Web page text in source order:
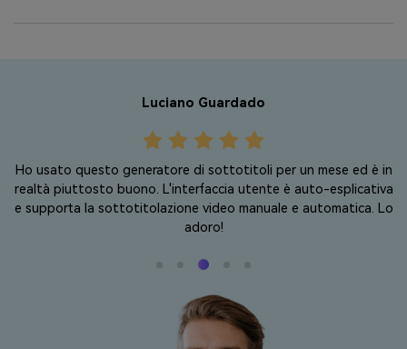
Luciano Guardado
Ho usato questo generatore di sottotitoli per un mese ed è in
realtà piuttosto buono. L'interfaccia utente è auto-esplicativa
e supporta la sottotitolazione video manuale e automatica. Lo
adoro!